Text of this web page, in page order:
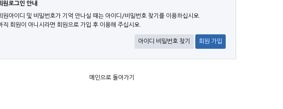
원로그인 안내
원아이디 및 비밀번호가 기억 안나실 때는 아이디/비밀번호 찾기를 이용하십시오.
직 회원이 아니시라면 회원으로 가입 후 이용해 주십시오.
아이디 비밀번호 찾기 회원 가입
메인으로 돌아가기